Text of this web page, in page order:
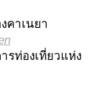
เนยา
งเที่ยวแห่ง